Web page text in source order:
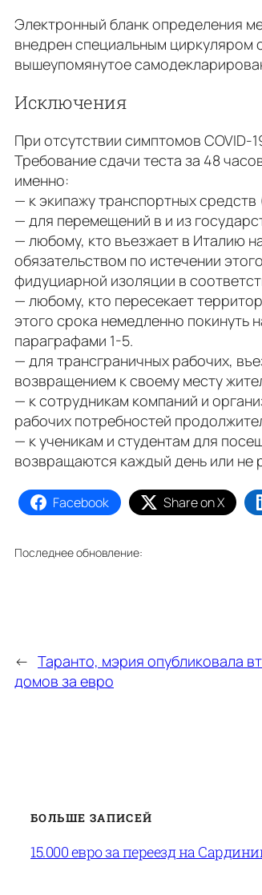
Электронный бланк определения
внедрен специальным циркуляром
вышеупомянутое
Исключения
При отсутствии симптомов
Требование сдачи теста за 48
именно:
— к экипажу транспортных
— для перемещений в и из
— любому, кто въезжает в Италию
обязательством по истечении
фидуциарной изоляции в
— любому, кто пересекает
этого срока немедленно покинуть
параграфами 1-5.
— для трансграничных рабочих,
возвращением к своему месту
— к сотрудникам компаний и
рабочих потребностей
— к ученикам и студентам для
возвращаются каждый день или не
Facebook Share on X
Последнее обновление:
← Таранто, мэрия опубликовала
домов за евро
БОЛЬШЕ ЗАПИСЕЙ
15.000 евро за переезд на